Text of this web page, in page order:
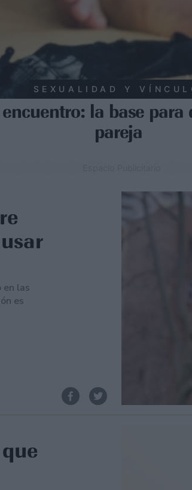
SEXUALIDAD Y
la base para
pareja
las
es